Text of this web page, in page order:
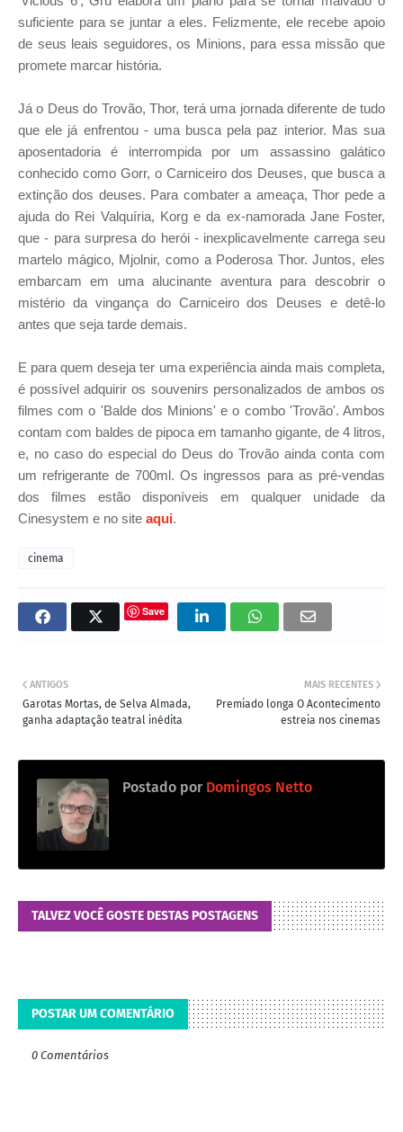
suficiente para se juntar a eles. Felizmente, ele recebe apoio
de seus leais seguidores, os Minions, para essa missão que
promete marcar história.
Já o Deus do Trovão, Thor, terá uma jornada diferente de tudo
que ele já enfrentou - uma busca pela paz interior. Mas sua
aposentadoria é interrompida por um assassino galático
conhecido como Gorr, o Carniceiro dos Deuses, que busca a
extinção dos deuses. Para combater a ameaça, Thor pede a
ajuda do Rei Valquíria, Korg e da ex-namorada Jane Foster,
que - para surpresa do herói - inexplicavelmente carrega seu
martelo mágico, Mjolnir, como a Poderosa Thor. Juntos, eles
embarcam em uma alucinante aventura para descobrir o
mistério da vingança do Carniceiro dos Deuses e detê-lo
antes que seja tarde demais.
E para quem deseja ter uma experiência ainda mais completa,
é possível adquirir os souvenirs personalizados de ambos os
filmes com o 'Balde dos Minions' e o combo 'Trovão'. Ambos
contam com baldes de pipoca em tamanho gigante, de 4 litros,
e, no caso do especial do Deus do Trovão ainda conta com
um refrigerante de 700ml. Os ingressos para as pré-vendas
dos filmes estão disponíveis em qualquer unidade da
Cinesystem e no site aqui.
cinema
Save
MAIS RECENTES
Premiado longa O Acontecimento
estreia nos cinemas
ANTIGOS
Garotas Mortas, de Selva Almada,
ganha adaptação teatral inédita
Postado por Domingos Netto
TALVEZ VOCÊ GOSTE DESTAS POSTAGENS
POSTAR UM COMENTÁRIO
0 Comentários